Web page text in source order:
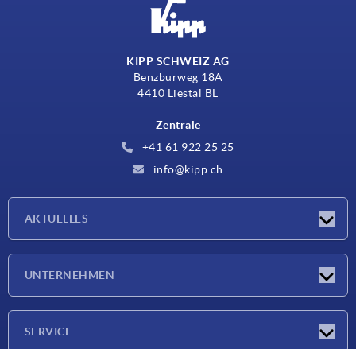
KIPP SCHWEIZ AG
Benzburweg 18A
4410 Liestal BL
Zentrale
+41 61 922 25 25
info@kipp.ch
AKTUELLES
UNTERNEHMEN
SERVICE